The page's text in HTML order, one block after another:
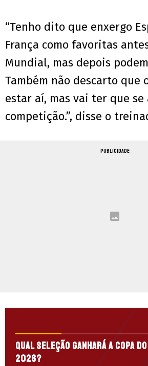
“Tenho dito que enxergo
França como favoritas
Mundial, mas depois
Também não descarto que
estar aí, mas vai ter que
competição.”, disse o
PUBLICIDADE
Qual seleção ganhará a Copa
2026?